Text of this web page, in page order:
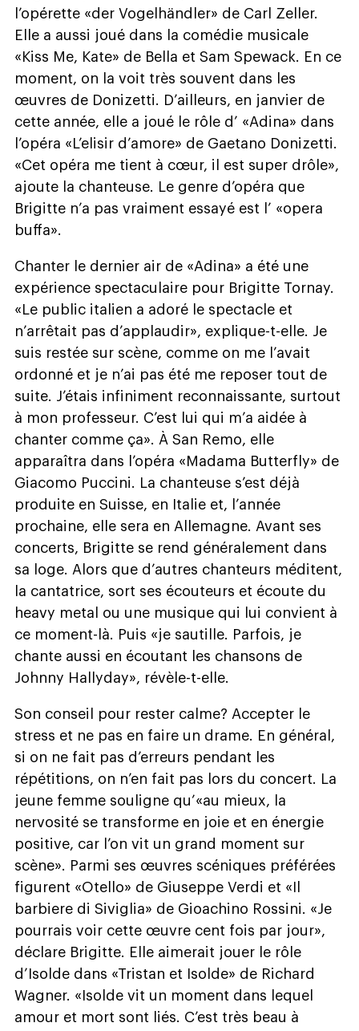
l’opérette «der Vogelhändler» de Carl Zeller.
Elle a aussi joué dans la comédie musicale
«Kiss Me, Kate» de Bella et Sam Spewack. En ce
moment, on la voit très souvent dans les
œuvres de Donizetti. D’ailleurs, en janvier de
cette année, elle a joué le rôle d’ «Adina» dans
l’opéra «L’elisir d’amore» de Gaetano Donizetti.
«Cet opéra me tient à cœur, il est super drôle»,
ajoute la chanteuse. Le genre d’opéra que
Brigitte n’a pas vraiment essayé est l’ «opera
buffa».
Chanter le dernier air de «Adina» a été une
expérience spectaculaire pour Brigitte Tornay.
«Le public italien a adoré le spectacle et
n’arrêtait pas d’applaudir», explique-t-elle. Je
suis restée sur scène, comme on me l’avait
ordonné et je n’ai pas été me reposer tout de
suite. J’étais infiniment reconnaissante, surtout
à mon professeur. C’est lui qui m’a aidée à
chanter comme ça». À San Remo, elle
apparaîtra dans l’opéra «Madama Butterfly» de
Giacomo Puccini. La chanteuse s’est déjà
produite en Suisse, en Italie et, l’année
prochaine, elle sera en Allemagne. Avant ses
concerts, Brigitte se rend généralement dans
sa loge. Alors que d’autres chanteurs méditent,
la cantatrice, sort ses écouteurs et écoute du
heavy metal ou une musique qui lui convient à
ce moment-là. Puis «je sautille. Parfois, je
chante aussi en écoutant les chansons de
Johnny Hallyday», révèle-t-elle.
Son conseil pour rester calme? Accepter le
stress et ne pas en faire un drame. En général,
si on ne fait pas d’erreurs pendant les
répétitions, on n’en fait pas lors du concert. La
jeune femme souligne qu’«au mieux, la
nervosité se transforme en joie et en énergie
positive, car l’on vit un grand moment sur
scène». Parmi ses œuvres scéniques préférées
figurent «Otello» de Giuseppe Verdi et «Il
barbiere di Siviglia» de Gioachino Rossini. «Je
pourrais voir cette œuvre cent fois par jour»,
déclare Brigitte. Elle aimerait jouer le rôle
d’Isolde dans «Tristan et Isolde» de Richard
Wagner. «Isolde vit un moment dans lequel
amour et mort sont liés. C’est très beau à